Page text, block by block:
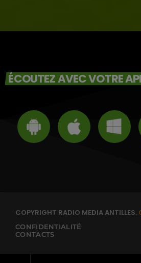
ÉCOUTEZ AVEC VOTRE
COPYRIGHT RADIO MEDIA ANTILLES.
CONFIDENTIALITÉ
CONTACTS